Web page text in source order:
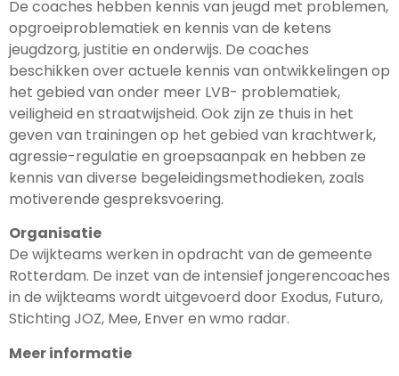
De coaches hebben kennis van jeugd met problemen,
opgroeiproblematiek en kennis van de ketens
jeugdzorg, justitie en onderwijs. De coaches
beschikken over actuele kennis van ontwikkelingen op
het gebied van onder meer LVB- problematiek,
veiligheid en straatwijsheid. Ook zijn ze thuis in het
geven van trainingen op het gebied van krachtwerk,
agressie-regulatie en groepsaanpak en hebben ze
kennis van diverse begeleidingsmethodieken, zoals
motiverende gespreksvoering.
Organisatie
De wijkteams werken in opdracht van de gemeente
Rotterdam. De inzet van de intensief jongerencoaches
in de wijkteams wordt uitgevoerd door Exodus, Futuro,
Stichting JOZ, Mee, Enver en wmo radar.
Meer informatie